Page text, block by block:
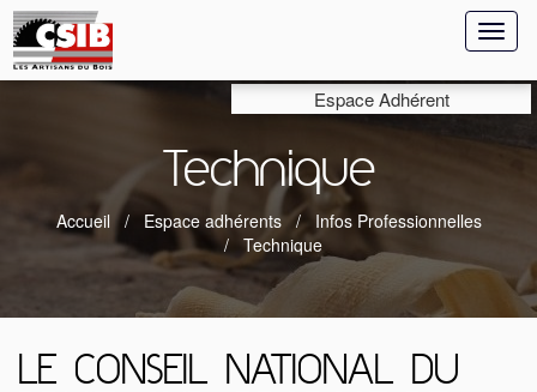
Espace Adhérent
Technique
Accueil Espace adhérents
Infos Professionnelles
Technique
LE CONSEIL NATIONAL DU